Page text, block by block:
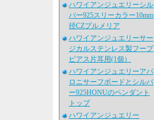
ハワイアンジュエリーシル
バー925スリーカラー10mm
径CZプルメリア
ハワイアンジュエリーサー
ジカルステンレス製フープ
ピアス片耳用(1個）
ハワイアンジュエリーアバ
ロニサーフボードとシルバ
ー925HONUのペンダント
トップ
ハワイアンジュエリー